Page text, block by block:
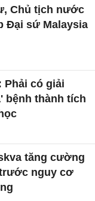
Chủ tịch nước
Đại sứ Malaysia
có giải
bệnh thành tích
tăng cường
nguy cơ